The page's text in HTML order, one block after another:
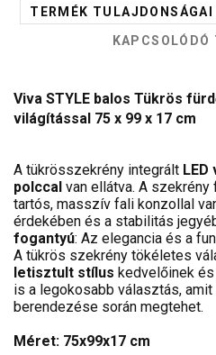
TERMÉK TULAJDONSÁGAI
KAPCSOLÓDÓ
Viva STYLE balos Tükrös
világítással 75 x 99 x 17 cm
A tükrösszekrény integrált
polccal van ellátva. A
tartós, masszív fali konzollal
érdekében és a stabilitás
fogantyú: Az elegancia és a
A tükrös szekrény tökéletes
letisztult stílus kedvelőinek
is a legokosabb választás,
berendezése során megtehet.
Méret: 75x99x17 cm